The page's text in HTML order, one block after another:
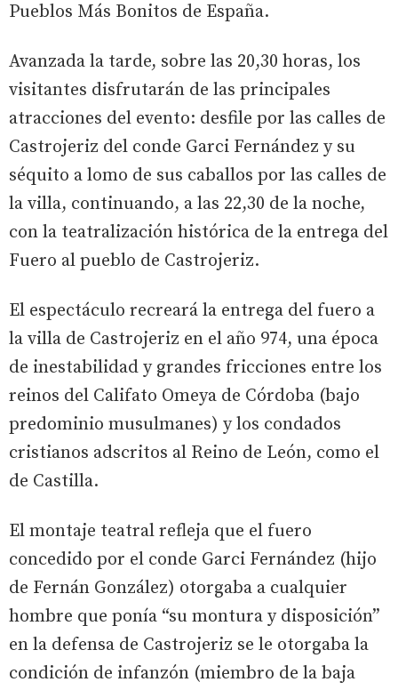
Pueblos Más Bonitos de España.
Avanzada la tarde, sobre las 20,30 horas, los
visitantes disfrutarán de las principales
atracciones del evento: desfile por las calles de
Castrojeriz del conde Garci Fernández y su
séquito a lomo de sus caballos por las calles de
la villa, continuando, a las 22,30 de la noche,
con la teatralización histórica de la entrega del
Fuero al pueblo de Castrojeriz.
El espectáculo recreará la entrega del fuero a
la villa de Castrojeriz en el año 974, una época
de inestabilidad y grandes fricciones entre los
reinos del Califato Omeya de Córdoba (bajo
predominio musulmanes) y los condados
cristianos adscritos al Reino de León, como el
de Castilla.
El montaje teatral refleja que el fuero
concedido por el conde Garci Fernández (hijo
de Fernán González) otorgaba a cualquier
hombre que ponía “su montura y disposición”
en la defensa de Castrojeriz se le otorgaba la
condición de infanzón (miembro de la baja